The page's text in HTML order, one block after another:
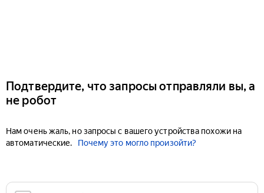
Подтвердите, что запросы отправляли вы, а
не робот
Нам очень жаль, но запросы с вашего устройства похожи на
автоматические.
Почему это могло произойти?